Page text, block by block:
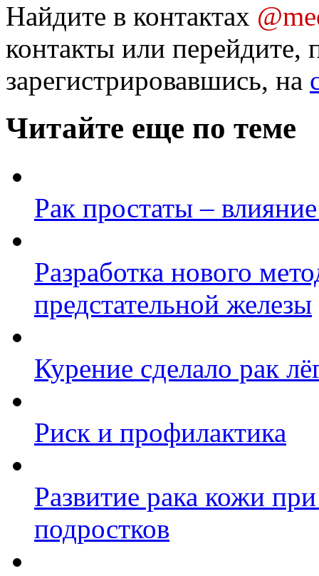
Найдите в контактах
контакты или перейдите,
зарегистрировавшись, на
Читайте еще по теме
Рак простаты –
Разработка нового
предстательной железы
Курение сделало рак
Риск и профилактика
Развитие рака кожи
подростков